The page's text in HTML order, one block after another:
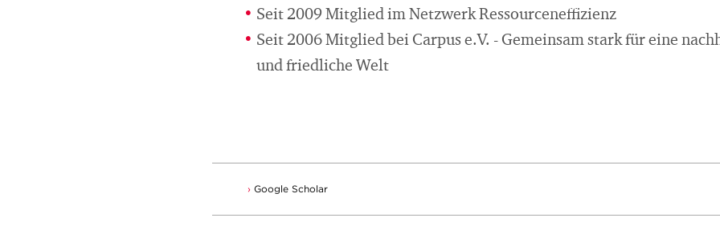
Seit 2009 Mitglied im Netzwerk Ressourceneffizienz
Seit 2006 Mitglied bei Carpus e.V. - Gemeinsam stark für eine
und friedliche Welt
Google Scholar